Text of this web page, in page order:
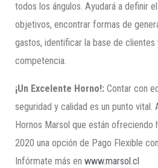
todos los ángulos. Ayudará a definir
objetivos, encontrar formas de
gastos, identificar la base de clientes
competencia.
¡Un Excelente Horno!:Contar con
seguridad y calidad es un punto vital.
Hornos Marsol que están ofreciendo
2020 una opción de Pago Flexible
Infórmate más enwww.marsol.cl